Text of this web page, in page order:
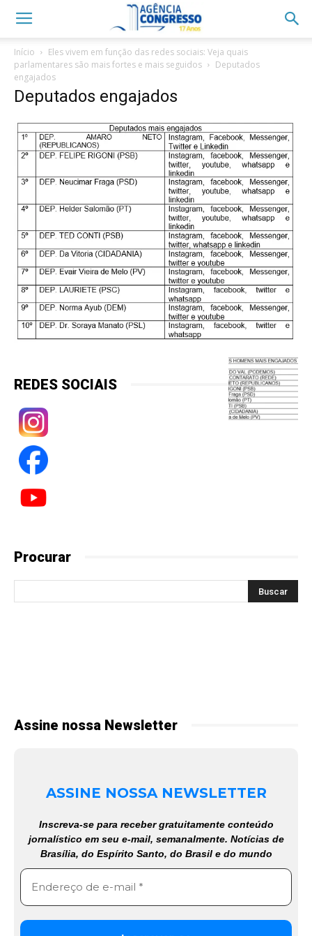
Início
Eles vivem em função das redes sociais: Veja quais
parlamentares são mais fortes e mais seguidos
Deputados
engajados
Deputados engajados
REDES SOCIAIS
Procurar
Assine nossa Newsletter
ASSINE NOSSA NEWSLETTER
Inscreva-se para receber gratuitamente conteúdo
jornalístico em seu e-mail, semanalmente. Notícias de
Brasília, do Espírito Santo, do Brasil e do mundo